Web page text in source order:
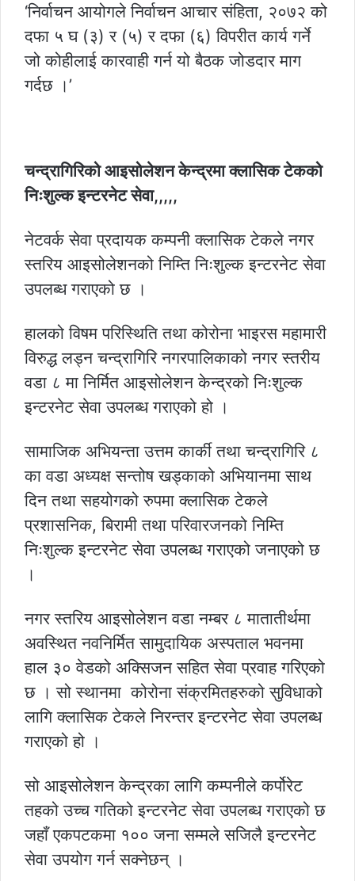
‘निर्वाचन आयोगले निर्वाचन आचार संहिता, २०७२ को
दफा ५ घ (३) र (५) र दफा (६) विपरीत कार्य गर्ने
जो कोहीलाई कारवाही गर्न यो बैठक जोडदार माग
गर्दछ ।’
चन्द्रागिरिको आइसोलेशन केन्द्रमा क्लासिक टेकको
निःशुल्क इन्टरनेट सेवा,,,,,
नेटवर्क सेवा प्रदायक कम्पनी क्लासिक टेकले नगर
स्तरिय आइसोलेशनको निम्ति निःशुल्क इन्टरनेट सेवा
उपलब्ध गराएको छ ।
हालको विषम परिस्थिति तथा कोरोना भाइरस महामारी
विरुद्ध लड्न चन्द्रागिरि नगरपालिकाको नगर स्तरीय
वडा ८ मा निर्मित आइसोलेशन केन्द्रको निःशुल्क
इन्टरनेट सेवा उपलब्ध गराएको हो ।
सामाजिक अभियन्ता उत्तम कार्की तथा चन्द्रागिरि ८
का वडा अध्यक्ष सन्तोष खड्काको अभियानमा साथ
दिन तथा सहयोगको रुपमा क्लासिक टेकले
प्रशासनिक, बिरामी तथा परिवारजनको निम्ति
निःशुल्क इन्टरनेट सेवा उपलब्ध गराएको जनाएको छ
।
नगर स्तरिय आइसोलेशन वडा नम्बर ८ मातातीर्थमा
अवस्थित नवनिर्मित सामुदायिक अस्पताल भवनमा
हाल ३० वेडको अक्सिजन सहित सेवा प्रवाह गरिएको
छ । सो स्थानमा कोरोना संक्रमितहरुको सुविधाको
लागि क्लासिक टेकले निरन्तर इन्टरनेट सेवा उपलब्ध
गराएको हो ।
सो आइसोलेशन केन्द्रका लागि कम्पनीले कर्पोरेट
तहको उच्च गतिको इन्टरनेट सेवा उपलब्ध गराएको छ
जहाँ एकपटकमा १०० जना सम्मले सजिलै इन्टरनेट
सेवा उपयोग गर्न सक्नेछन् ।